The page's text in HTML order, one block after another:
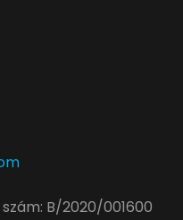
B/2020/001600